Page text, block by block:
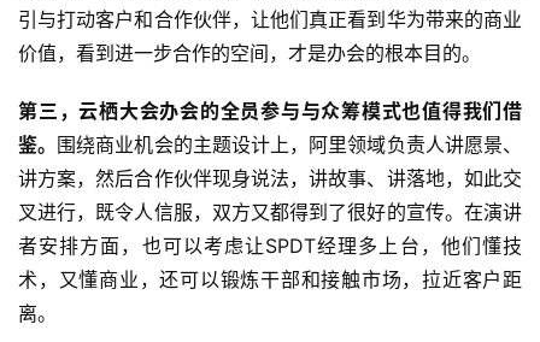
首
引与打动客户和合作伙伴，让他们真正看到华为带来的商业
价值，看到进一步合作的空间，才是办会的根本目的。
第三，云栖大会办会的全员参与与众筹模式也值得我们借
鉴。 围绕商业机会的主题设计上，阿里领域负责人讲愿景、
讲方案，然后合作伙伴现身说法，讲故事、讲落地，如此交
叉进行，既令人信服，双方又都得到了很好的宣传。在演讲
者安排方面，也可以考虑让SPDT经理多上台，他们懂技
术，又懂商业，还可以锻炼干部和接触市场，拉近客户距
离。